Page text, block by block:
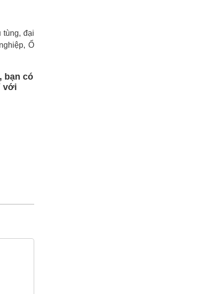
tùng, đại
Ổ
bạn có
với
hotline -